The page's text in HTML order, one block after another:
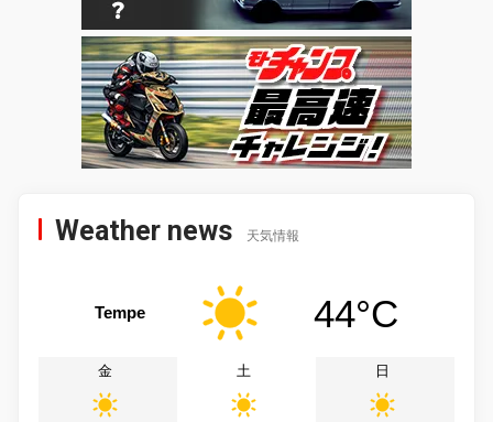
Weather news 天気情報
Tempe 44°C
金 土 日